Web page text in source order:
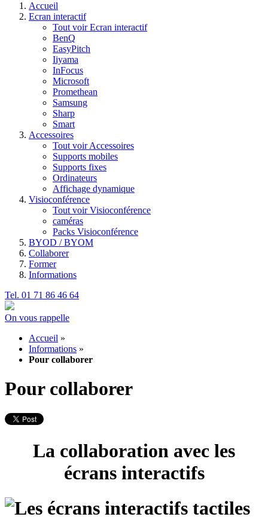
Accueil
Ecran interactif
Tout voir Ecran interactif
BenQ
EasyPitch
Iiyama
InFocus
Microsoft
Promethean
Samsung
Sharp
Smart
Accessoires
Tout voir Accessoires
Supports mobiles
Supports fixes
Ordinateurs
Affichage dynamique
Visioconférence
Tout voir Visioconférence
caméras
Packs Visioconférence
BYOD / BYOM
Collaborer
Former
Informations
Tel. 01 71 86 46 64
On vous rappelle
Accueil »
Informations »
Pour collaborer
Pour collaborer
La collaboration avec les
écrans interactifs